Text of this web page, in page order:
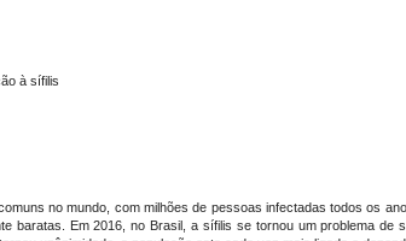
à sífilis
no mundo, com milhões de pessoas infectadas todos os
baratas. Em 2016, no Brasil, a sífilis se tornou um problema de